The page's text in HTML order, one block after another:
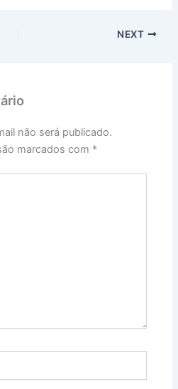
NEXT
não será publicado.
marcados com *